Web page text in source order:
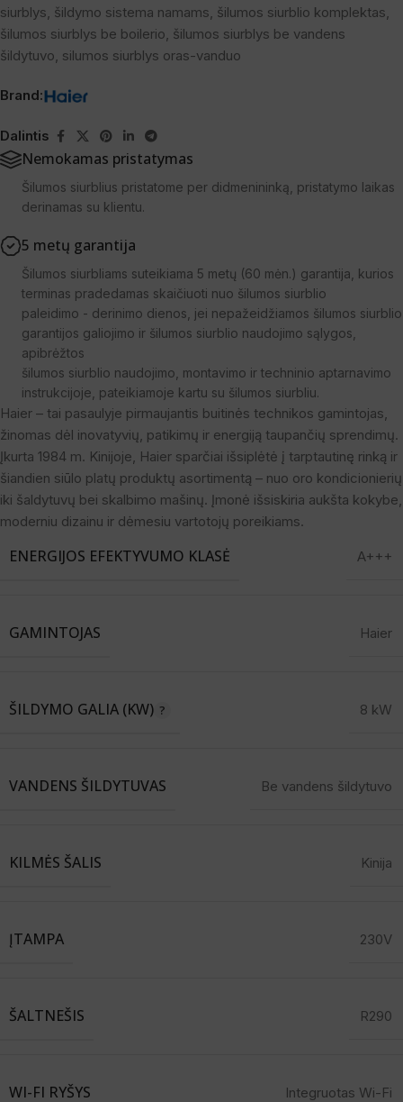
siurblys šildymo sistema namams šilumos siurblio komplektas
šilumos siurblys be boilerio šilumos siurblys be vandens
šildytuvo silumos siurblys oras-vanduo
Brand:
Dalintis
Nemokamas pristatymas
Šilumos siurblius pristatome per didmenininką, pristatymo laikas
derinamas su klientu.
5 metų garantija
Šilumos siurbliams suteikiama 5 metų (60 mėn.) garantija, kurios
terminas pradedamas skaičiuoti nuo šilumos siurblio
paleidimo - derinimo dienos, jei nepažeidžiamos šilumos siurblio
garantijos galiojimo ir šilumos siurblio naudojimo sąlygos,
apibrėžtos
šilumos siurblio naudojimo, montavimo ir techninio aptarnavimo
instrukcijoje, pateikiamoje kartu su šilumos siurbliu.
Haier – tai pasaulyje pirmaujantis buitinės technikos gamintojas,
žinomas dėl inovatyvių, patikimų ir energiją taupančių sprendimų.
Įkurta 1984 m. Kinijoje, Haier sparčiai išsiplėtė į tarptautinę rinką ir
šiandien siūlo platų produktų asortimentą – nuo oro kondicionierių
iki šaldytuvų bei skalbimo mašinų. Įmonė išsiskiria aukšta kokybe,
moderniu dizainu ir dėmesiu vartotojų poreikiams.
ENERGIJOS EFEKTYVUMO KLASĖ A+++
GAMINTOJAS Haier
ŠILDYMO GALIA (KW) 8 kW
VANDENS ŠILDYTUVAS Be vandens šildytuvo
KILMĖS ŠALIS Kinija
ĮTAMPA 230V
ŠALTNEŠIS R290
WI-FI RYŠYS Integruotas Wi-Fi